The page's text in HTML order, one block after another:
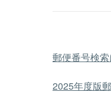
郵便番号検
2025年度版